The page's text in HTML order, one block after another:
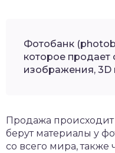
Фотобанк
которое продает
изображения, 3D
Продажа происходит
берут материалы у
со всего мира, также